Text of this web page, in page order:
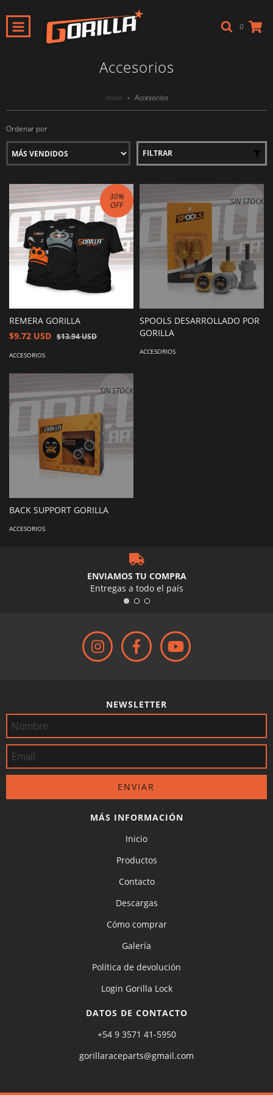
0
Accesorios
Inicio - Accesorios
Ordenar por
FILTRAR
30%
OFF
REMERA GORILLA
$9.72 USD $13.94 USD
ACCESORIOS
SIN STOCK
SPOOLS DESARROLLADO POR
GORILLA
ACCESORIOS
SIN STOCK
BACK SUPPORT GORILLA
ACCESORIOS
ENVIAMOS TU COMPRA
Entregas a todo el país
NEWSLETTER
MÁS INFORMACIÓN
Inicio
Productos
Contacto
Descargas
Cómo comprar
Galería
Política de devolución
Login Gorilla Lock
DATOS DE CONTACTO
+54 9 3571 41-5950
gorillaraceparts@gmail.com